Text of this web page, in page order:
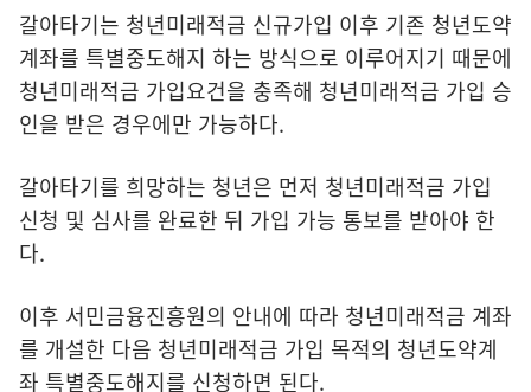
갈아타기는 청년미래적금 신규가입 이후 기존 청년도약
계좌를 특별중도해지 하는 방식으로 이루어지기 때문에
청년미래적금 가입요건을 충족해 청년미래적금 가입 승
인을 받은 경우에만 가능하다.
갈아타기를 희망하는 청년은 먼저 청년미래적금 가입
신청 및 심사를 완료한 뒤 가입 가능 통보를 받아야 한
다.
이후 서민금융진흥원의 안내에 따라 청년미래적금 계좌
를 개설한 다음 청년미래적금 가입 목적의 청년도약계
좌 특별중도해지를 신청하면 된다.